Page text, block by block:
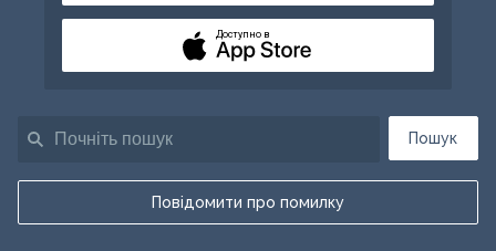
Пошук
Повідомити про помилку
Доступно в